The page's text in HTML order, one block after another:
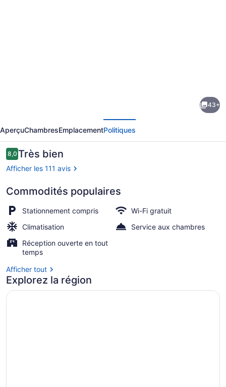
Victoria
Court
Las
Piñas
Thematic Suite | Coffre-fort,
43+
AperçuChambresEmplacementPolitiques
Avis
8,08,0 sur 10 –
Très bien
Afficher les 111 avis
Commodités populaires
Stationnement compris
Wi-Fi gratuit
Climatisation
Service aux chambres
Réception ouverte en tout
temps
Afficher tout
Explorez la région